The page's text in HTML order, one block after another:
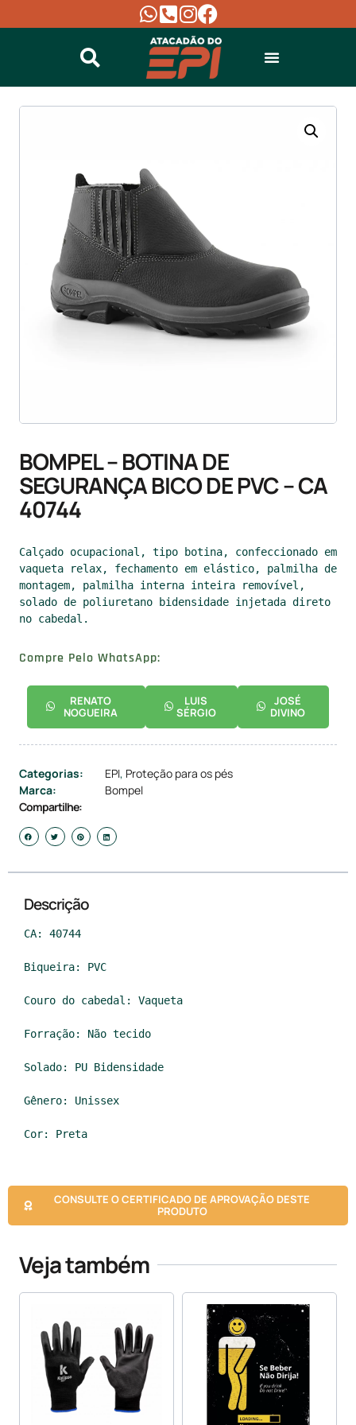
BOMPEL – BOTINA DE
SEGURANÇA BICO DE PVC – CA
40744
Calçado ocupacional, tipo botina, confeccionado em
vaqueta relax, fechamento em elástico, palmilha de
montagem, palmilha interna inteira removível,
solado de poliuretano bidensidade injetada direto
no cabedal.
Compre Pelo WhatsApp:
RENATO
NOGUEIRA
LUIS
SÉRGIO
JOSÉ
DIVINO
Categorias: EPI, Proteção para os pés
Marca:
Bompel
Compartilhe:
Descrição
CA: 40744
Biqueira: PVC
Couro do cabedal: Vaqueta
Forração: Não tecido
Solado: PU Bidensidade
Gênero: Unissex
Cor: Preta
CONSULTE O CERTIFICADO DE APROVAÇÃO DESTE
PRODUTO
Veja também